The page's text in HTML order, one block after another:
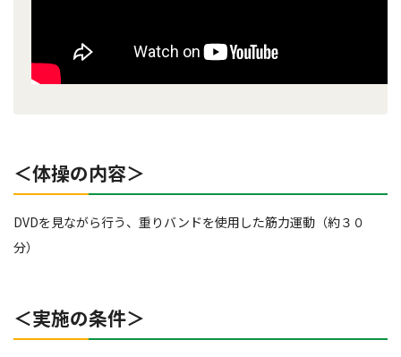
＜体操の内容＞
DVDを見ながら行う、重りバンドを使用した筋力運動（約３０
分）
＜実施の条件＞